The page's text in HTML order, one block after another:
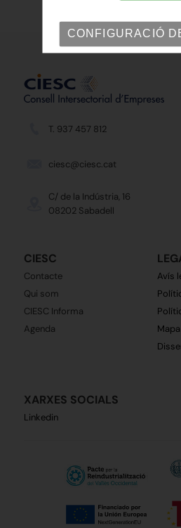
T. 937 457 812
ciesc@ciesc.cat
C/ de la Indústria, 16
08202 Sabadell
CIESC
Contacte
Qui som
CIESC Informa
Agenda
XARXES SOCIALS
Linkedin
Avís
CONFIGURACIÓ